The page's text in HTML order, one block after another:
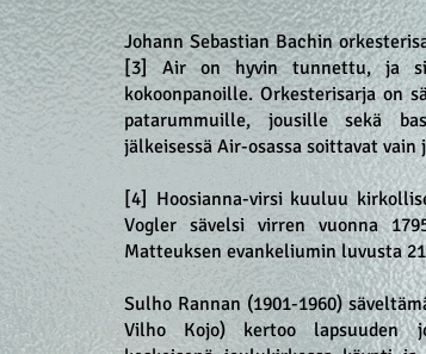
Johann Sebastian Bachin
[3] Air on hyvin tunnettu, ja
kokoonpanoille. Orkesterisarja on
patarummuille, jousille sekä
jälkeisessä Air-osassa soittavat
[4] Hoosianna-virsi kuuluu
Vogler sävelsi virren vuonna
Matteuksen evankeliumin luvusta
Sulho Rannan (1901-1960)
Vilho Kojo) kertoo lapsuuden